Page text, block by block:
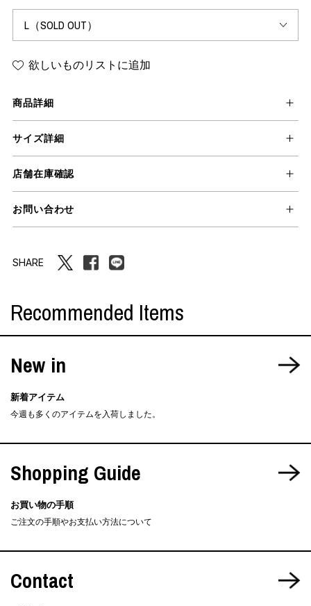
欲しいものリストに追加
商品詳細
サイズ詳細
店舗在庫確認
お問い合わせ
SHARE
Recommended Items
New in
新着アイテム
今週も多くのアイテムを入荷しました。
Shopping Guide
お買い物の手順
ご注文の手順やお支払い方法について
Contact